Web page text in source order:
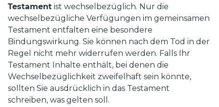
Testament ist wechselbezüglich. Nur die
wechselbezügliche Verfügungen im gemeinsamen
Testament entfalten eine besondere
Bindungswirkung. Sie können nach dem Tod in der
Regel nicht mehr widerrufen werden. Falls Ihr
Testament Inhalte enthält, bei denen die
Wechselbezüglichkeit zweifelhaft sein könnte,
sollten Sie ausdrücklich in das Testament
schreiben, was gelten soll.